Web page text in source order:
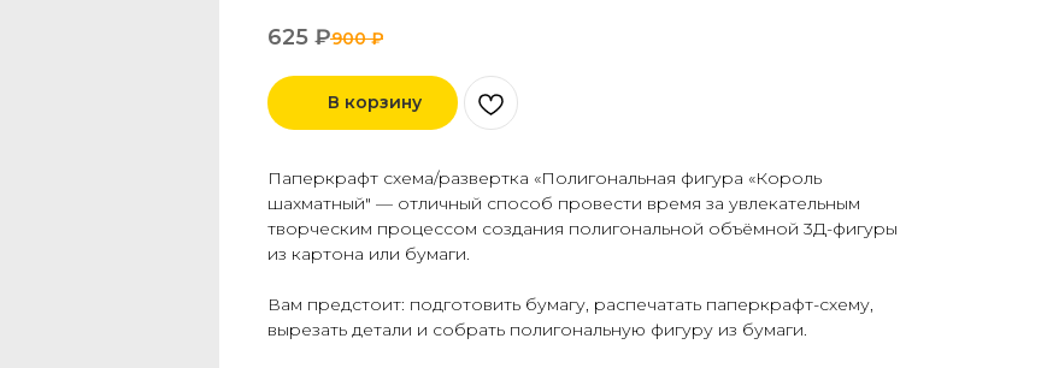
625 ₽900 ₽
В корзину
Паперкрафт схема/развертка «Полигональная фигура «Король
шахматный" — отличный способ провести время за увлекательным
творческим процессом создания полигональной объёмной 3Д-фигуры
из картона или бумаги.
Вам предстоит: подготовить бумагу, распечатать паперкрафт-схему,
вырезать детали и собрать полигональную фигуру из бумаги.